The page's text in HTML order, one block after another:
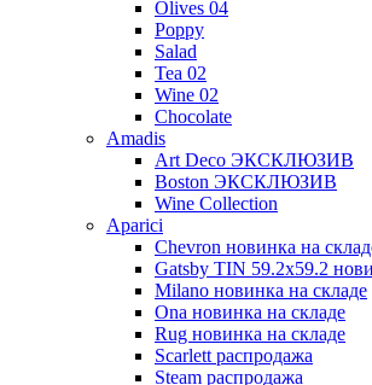
Olives 04
Poppy
Salad
Tea 02
Wine 02
Chocolate
Amadis
Art Deco ЭКСКЛЮЗИВ
Boston ЭКСКЛЮЗИВ
Wine Collection
Aparici
Chevron новинка на
Gatsby TIN 59.2x59.2
Milano новинка на складе
Ona новинка на складе
Rug новинка на складе
Scarlett распродажа
Steam распродажа